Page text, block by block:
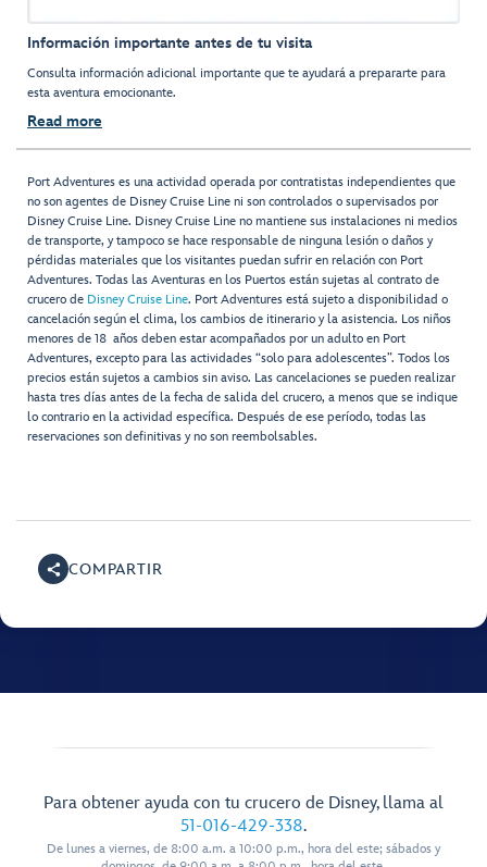
Información importante antes de tu visita
Consulta información adicional importante que te ayudará a prepararte para
esta aventura emocionante.
Read more
Port Adventures es una actividad operada por contratistas independientes que
no son agentes de Disney Cruise Line ni son controlados o supervisados por
Disney Cruise Line. Disney Cruise Line no mantiene sus instalaciones ni medios
de transporte, y tampoco se hace responsable de ninguna lesión o daños y
pérdidas materiales que los visitantes puedan sufrir en relación con Port
Adventures. Todas las Aventuras en los Puertos están sujetas al contrato de
crucero de Disney Cruise Line. Port Adventures está sujeto a disponibilidad o
cancelación según el clima, los cambios de itinerario y la asistencia. Los niños
menores de 18 años deben estar acompañados por un adulto en Port
Adventures, excepto para las actividades “solo para adolescentes”. Todos los
precios están sujetos a cambios sin aviso. Las cancelaciones se pueden realizar
hasta tres días antes de la fecha de salida del crucero, a menos que se indique
lo contrario en la actividad específica. Después de ese período, todas las
reservaciones son definitivas y no son reembolsables.
COMPARTIR
Para obtener ayuda con tu crucero de Disney, llama al
51-016-429-338.
De lunes a viernes, de 8:00 a.m. a 10:00 p.m., hora del este; sábados y